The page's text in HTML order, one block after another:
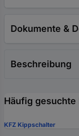
Dokumente &
Beschreibung
Häufig
KFZ Kippschalter